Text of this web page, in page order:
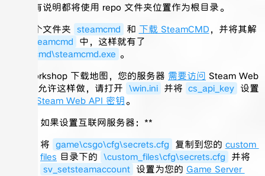
以下所有说明都将使用 repo 文件夹位置作为根目录。
创建一个文件夹 steamcmd 和 下载 SteamCMD，并将其解
steamcmd 中，这样就有了
steamcmd\steamcmd.exe 。
要从 workshop 下载地图，您的服务器 需要访问 Steam Web
API。要允许这样做，请打开 \win.ini 并将 cs_api_key 设置
Steam Web API 密钥。
如果设置互联网服务器：**
将 game\csgo\cfg\secrets.cfg 复制到您的 custom
files 目录下的 \custom_files\cfg\secrets.cfg 并将
sv_setsteamaccount 设置为您的 Game Server